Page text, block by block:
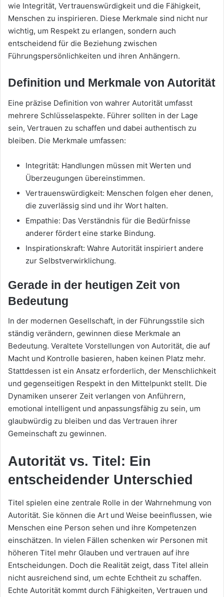
wie Integrität, Vertrauenswürdigkeit und die Fähigkeit,
Menschen zu inspirieren. Diese Merkmale sind nicht nur
wichtig, um Respekt zu erlangen, sondern auch
entscheidend für die Beziehung zwischen
Führungspersönlichkeiten und ihren Anhängern.
Definition und Merkmale von Autorität
Eine präzise Definition von wahrer Autorität umfasst
mehrere Schlüsselaspekte. Führer sollten in der Lage
sein, Vertrauen zu schaffen und dabei authentisch zu
bleiben. Die Merkmale umfassen:
Integrität: Handlungen müssen mit Werten und
Überzeugungen übereinstimmen.
Vertrauenswürdigkeit: Menschen folgen eher denen,
die zuverlässig sind und ihr Wort halten.
Empathie: Das Verständnis für die Bedürfnisse
anderer fördert eine starke Bindung.
Inspirationskraft: Wahre Autorität inspiriert andere
zur Selbstverwirklichung.
Gerade in der heutigen Zeit von
Bedeutung
In der modernen Gesellschaft, in der Führungsstile sich
ständig verändern, gewinnen diese Merkmale an
Bedeutung. Veraltete Vorstellungen von Autorität, die auf
Macht und Kontrolle basieren, haben keinen Platz mehr.
Stattdessen ist ein Ansatz erforderlich, der Menschlichkeit
und gegenseitigen Respekt in den Mittelpunkt stellt. Die
Dynamiken unserer Zeit verlangen von Anführern,
emotional intelligent und anpassungsfähig zu sein, um
glaubwürdig zu bleiben und das Vertrauen ihrer
Gemeinschaft zu gewinnen.
Autorität vs. Titel: Ein
entscheidender Unterschied
Titel spielen eine zentrale Rolle in der Wahrnehmung von
Autorität. Sie können die Art und Weise beeinflussen, wie
Menschen eine Person sehen und ihre Kompetenzen
einschätzen. In vielen Fällen schenken wir Personen mit
höheren Titel mehr Glauben und vertrauen auf ihre
Entscheidungen. Doch die Realität zeigt, dass Titel allein
nicht ausreichend sind, um echte Echtheit zu schaffen.
Echte Autorität kommt durch Fähigkeiten, Vertrauen und